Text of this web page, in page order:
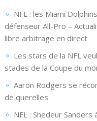
NFL : les Miami
défenseur All-Pro –
libre arbitrage en direct
Les stars de la NFL
stades de la Coupe du
Aaron Rodgers se
de querelles
NFL : Shedeur